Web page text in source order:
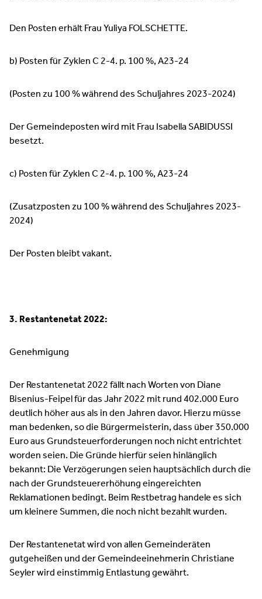
Den Posten erhält Frau Yuliya FOLSCHETTE.
b) Posten für Zyklen C 2-4. p. 100 %, A23-24
(Posten zu 100 % während des Schuljahres 2023-2024)
Der Gemeindeposten wird mit Frau Isabella SABIDUSSI
besetzt.
c) Posten für Zyklen C 2-4. p. 100 %, A23-24
(Zusatzposten zu 100 % während des Schuljahres 2023-
2024)
Der Posten bleibt vakant.
3. Restantenetat 2022:
Genehmigung
Der Restantenetat 2022 fällt nach Worten von Diane
Bisenius-Feipel für das Jahr 2022 mit rund 402.000 Euro
deutlich höher aus als in den Jahren davor. Hierzu müsse
man bedenken, so die Bürgermeisterin, dass über 350.000
Euro aus Grundsteuerforderungen noch nicht entrichtet
worden seien. Die Gründe hierfür seien hinlänglich
bekannt: Die Verzögerungen seien hauptsächlich durch die
nach der Grundsteuererhöhung eingereichten
Reklamationen bedingt. Beim Restbetrag handele es sich
um kleinere Summen, die noch nicht bezahlt wurden.
Der Restantenetat wird von allen Gemeinderäten
gutgeheißen und der Gemeindeeinehmerin Christiane
Seyler wird einstimmig Entlastung gewährt.